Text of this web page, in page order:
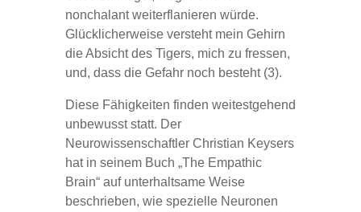
nonchalant weiterflanieren würde.
Glücklicherweise versteht mein Gehirn
die Absicht des Tigers, mich zu fressen,
und, dass die Gefahr noch besteht (3).
Diese Fähigkeiten finden weitestgehend
unbewusst statt. Der
Neurowissenschaftler Christian Keysers
hat in seinem Buch „The Empathic
Brain“ auf unterhaltsame Weise
beschrieben, wie spezielle Neuronen